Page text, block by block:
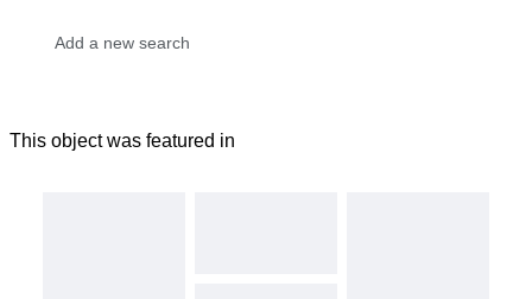
This object was featured in